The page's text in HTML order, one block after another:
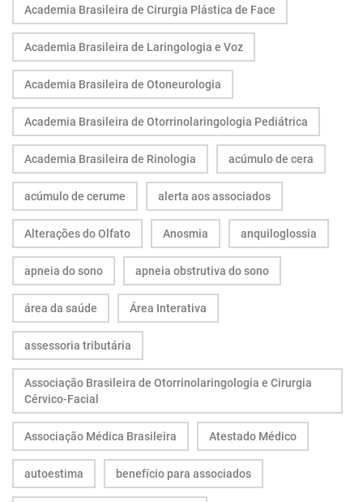
Academia Brasileira de Cirurgia Plástica de Face
Academia Brasileira de Laringologia e Voz
Academia Brasileira de Otoneurologia
Academia Brasileira de Otorrinolaringologia Pediátrica
Academia Brasileira de Rinologia acúmulo de cera
acúmulo de cerume alerta aos associados
Alterações do Olfato Anosmia anquiloglossia
apneia do sono apneia obstrutiva do sono
área da saúde Área Interativa
assessoria tributária
Associação Brasileira de Otorrinolaringologia e Cirurgia
Cérvico-Facial
Associação Médica Brasileira Atestado Médico
autoestima benefício para associados